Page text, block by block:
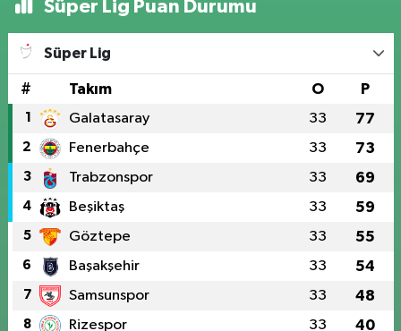
Süper Lig Puan Durumu
Süper Lig
# Takım O P
1 Galatasaray 33 77
2 Fenerbahçe 33 73
3 Trabzonspor 33 69
4 Beşiktaş 33 59
5 Göztepe 33 55
6 Başakşehir 33 54
7 Samsunspor 33 48
8 Rizespor 33 40